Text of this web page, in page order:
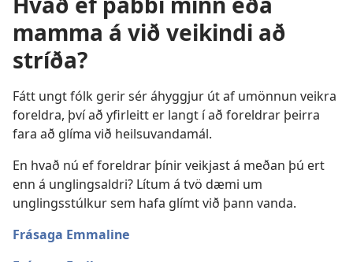
mamma á við veikindi að
stríða?
Fátt ungt fólk gerir sér áhyggjur út af umönnun veikra
foreldra, því að yfirleitt er langt í að foreldrar þeirra
fara að glíma við heilsuvandamál.
En hvað nú ef foreldrar þínir veikjast á meðan þú ert
enn á unglingsaldri? Lítum á tvö dæmi um
unglingsstúlkur sem hafa glímt við þann vanda.
Frásaga Emmaline